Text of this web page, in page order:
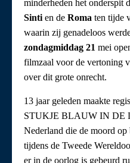
minderheden het onderspit
Sinti en de Roma ten tijde
waarin zij genadeloos
zondagmiddag 21 mei
filmzaal voor de vertoning
over dit grote onrecht.
13 jaar geleden maakte
STUKJE BLAUW IN DE
Nederland die de moord
tijdens de Tweede
er in de oorlog is gebeurd